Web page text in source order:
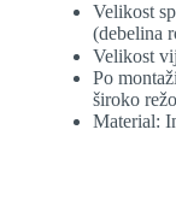
Velikost
(debelina
Velikost
Po
široko
Material: